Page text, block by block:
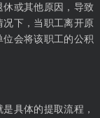
或其他原因，导致
下，当职工离开原
会将该职工的公积
具体的提取流程，